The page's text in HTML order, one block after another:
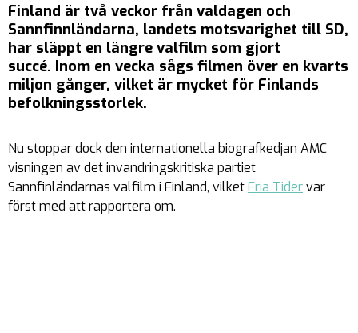
Finland är två veckor från valdagen och
Sannfinnländarna, landets motsvarighet till SD,
har släppt en längre valfilm som gjort
succé. Inom en vecka sågs filmen över en kvarts
miljon gånger, vilket är mycket för Finlands
befolkningsstorlek.
Nu stoppar dock den internationella biografkedjan AMC
visningen av det invandringskritiska partiet
Sannfinländarnas valfilm i Finland, vilketFria Tidervar
först med att rapportera om.